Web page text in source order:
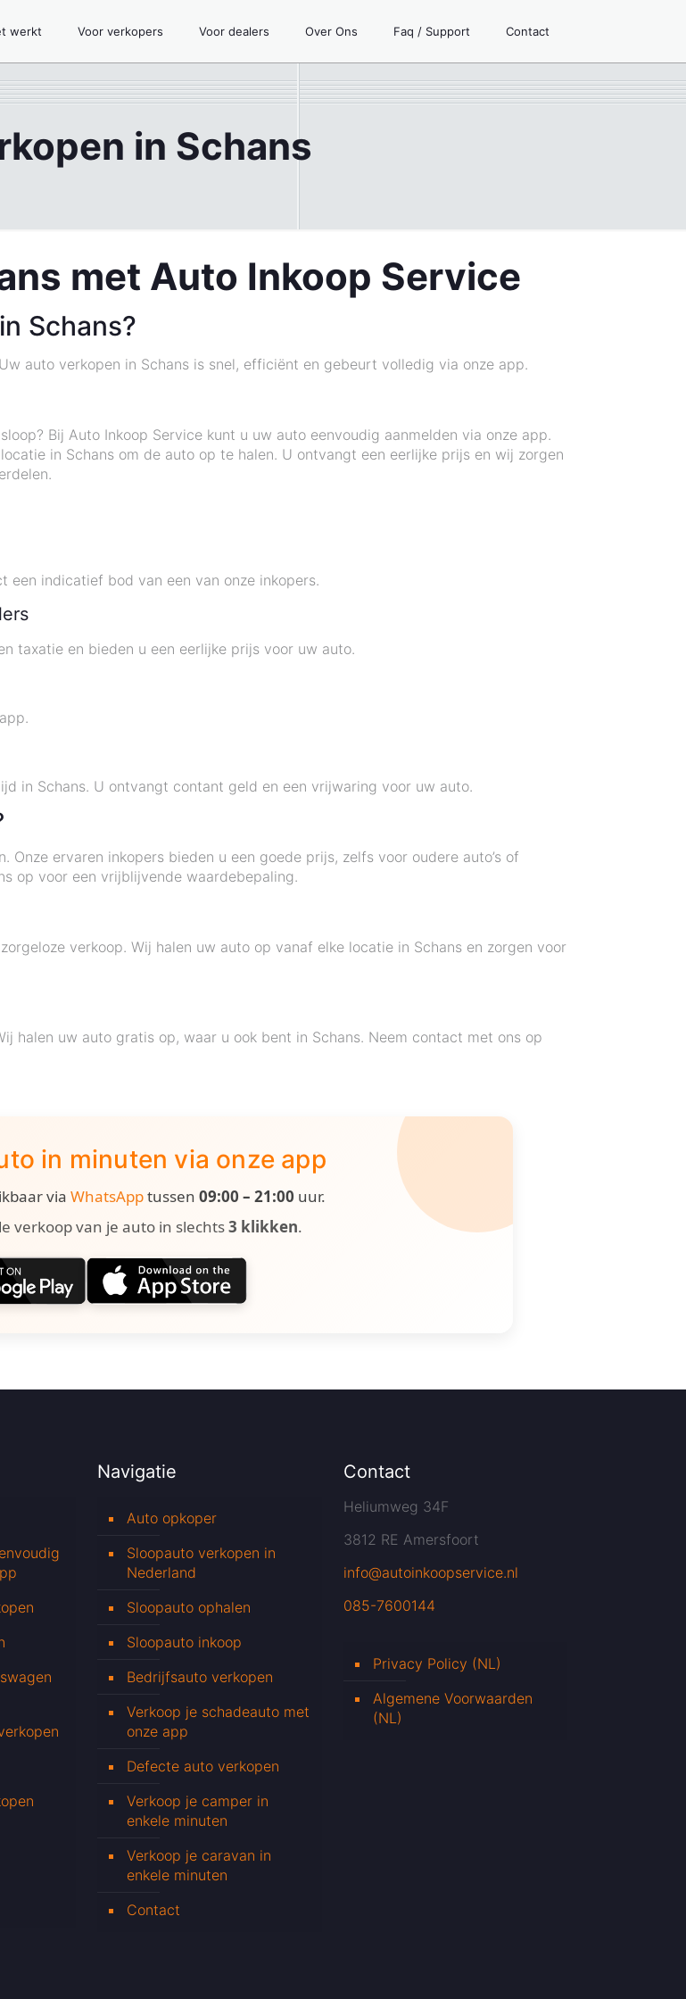
werkt Voor verkopers Voor dealers Over Ons Faq / Support Contact
in Schans
met Auto Inkoop Service
Schans?
auto verkopen in Schans is snel, efficiënt en gebeurt volledig via onze app.
Bij Auto Inkoop Service kunt u uw auto eenvoudig aanmelden via onze app.
in Schans om de auto op te halen. U ontvangt een eerlijke prijs en wij zorgen
een indicatief bod van een van onze inkopers.
taxatie en bieden u een eerlijke prijs voor uw auto.
in Schans. U ontvangt contant geld en een vrijwaring voor uw auto.
ervaren inkopers bieden u een goede prijs, zelfs voor oudere auto’s of
op voor een vrijblijvende waardebepaling.
verkoop. Wij halen uw auto op vanaf elke locatie in Schans en zorgen voor
halen uw auto gratis op, waar u ook bent in Schans. Neem contact met ons op
in minuten via onze app
via WhatsApptussen 09:00 – 21:00 uur.
verkoop van je auto in slechts3 klikken.
Navigatie
Auto opkoper
Sloopauto verkopen in
Nederland
Sloopauto ophalen
Sloopauto inkoop
Bedrijfsauto verkopen
Verkoop je schadeauto met
onze app
Defecte auto verkopen
Verkoop je camper in
enkele minuten
Verkoop je caravan in
enkele minuten
Contact
Contact
Heliumweg 34F
3812 RE Amersfoort
info@autoinkoopservice.nl
085-7600144
Privacy Policy (NL)
Algemene Voorwaarden
(NL)